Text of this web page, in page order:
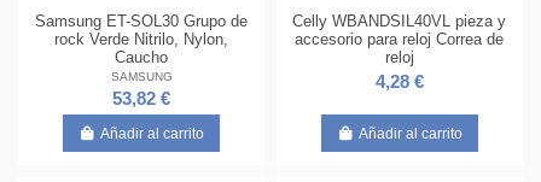
Samsung ET-SOL30 Grupo de
rock Verde Nitrilo, Nylon,
Caucho
SAMSUNG
53,82 €
Añadir al carrito
Celly WBANDSIL40VL pieza y
accesorio para reloj Correa de
reloj
4,28 €
Añadir al carrito